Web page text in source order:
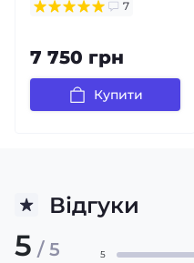
7
7 750 грн
Купити
Відгуки
5 / 5 5